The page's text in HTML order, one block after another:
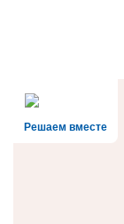
Решаем вместе